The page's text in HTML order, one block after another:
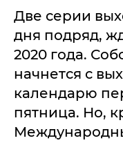
Две серии
дня подряд,
2020 года.
начнется с
календарю
пятница. Но,